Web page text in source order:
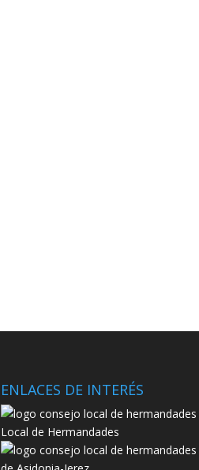
ENLACES DE INTERÉS
Local de Hermandades